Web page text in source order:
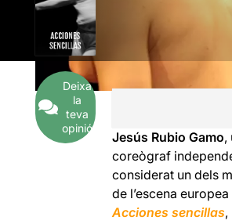
Deixa
la
teva
opinió
Jesús Rubio Gamo,
coreògraf
considerat un dels
de l’escena
Acciones sencillas,